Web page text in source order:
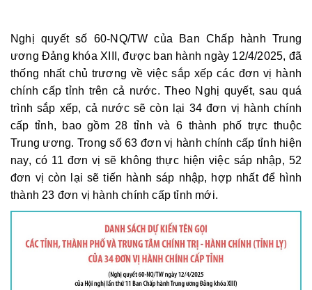
Nghị quyết số 60-NQ/TW của Ban Chấp hành Trung
ương Đảng khóa XIII, được ban hành ngày 12/4/2025, đã
thống nhất chủ trương về việc sắp xếp các đơn vị hành
chính cấp tỉnh trên cả nước. Theo Nghị quyết, sau quá
trình sắp xếp, cả nước sẽ còn lại 34 đơn vị hành chính
cấp tỉnh, bao gồm 28 tỉnh và 6 thành phố trực thuộc
Trung ương. Trong số 63 đơn vị hành chính cấp tỉnh hiện
nay, có 11 đơn vị sẽ không thực hiện việc sáp nhập, 52
đơn vị còn lại sẽ tiến hành sáp nhập, hợp nhất để hình
thành 23 đơn vị hành chính cấp tỉnh mới.